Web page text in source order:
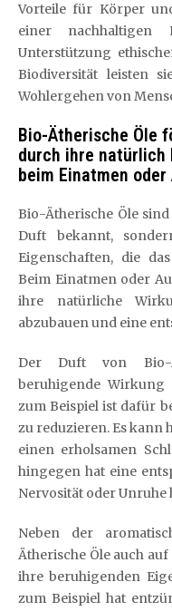
Vorteile für Körper
einer nachhaltigen
Unterstützung
Biodiversität leisten
Wohlergehen von
Bio-Ätherische Öle
durch ihre natürlich
beim Einatmen
Bio-Ätherische Öle
Duft bekannt,
Eigenschaften, die
Beim Einatmen oder
ihre natürliche
abzubauen und eine
Der Duft von Bio-
beruhigende Wirkung
zum Beispiel ist dafür
zu reduzieren. Es kann
einen erholsamen
hingegen hat eine
Nervosität oder Unruhe
Neben der
Ätherische Öle auch
ihre beruhigenden
zum Beispiel hat